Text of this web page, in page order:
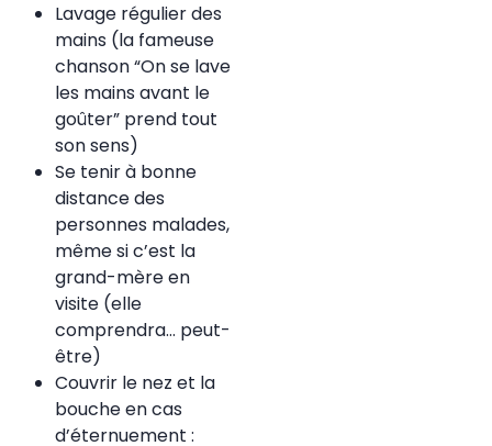
Lavage régulier des
mains (la fameuse
chanson “On se lave
les mains avant le
goûter” prend tout
son sens)
Se tenir à bonne
distance des
personnes malades,
même si c’est la
grand-mère en
visite (elle
comprendra… peut-
être)
Couvrir le nez et la
bouche en cas
d’éternuement :